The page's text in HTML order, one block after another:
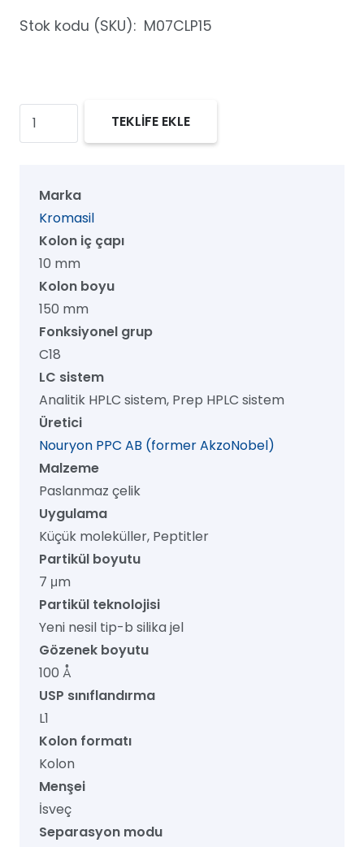
Stok kodu (SKU): M07CLP15
Kromasil
100
HPLC
Kolon,
µm,
mm
mm,
1/pk
adet
TEKLİFE EKLE
Marka
Kromasil
Kolon iç çapı
10 mm
Kolon boyu
150 mm
Fonksiyonel grup
C18
LC sistem
Analitik HPLC sistem, Prep HPLC sistem
Üretici
Nouryon PPC AB (former AkzoNobel)
Malzeme
Paslanmaz çelik
Uygulama
Küçük moleküller, Peptitler
Partikül boyutu
7 μm
Partikül teknolojisi
Yeni nesil tip-b silika jel
Gözenek boyutu
100 Å
USP sınıflandırma
L1
Kolon formatı
Kolon
Menşei
İsveç
Separasyon modu